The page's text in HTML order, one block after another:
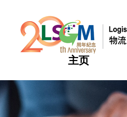
主页
热门
热门
热门
热门
热门